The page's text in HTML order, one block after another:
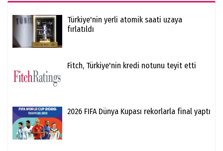
Türkiye'nin yerli atomik saati uzaya
fırlatıldı
Fitch, Türkiye'nin kredi notunu teyit etti
2026 FIFA Dünya Kupası rekorlarla final yaptı